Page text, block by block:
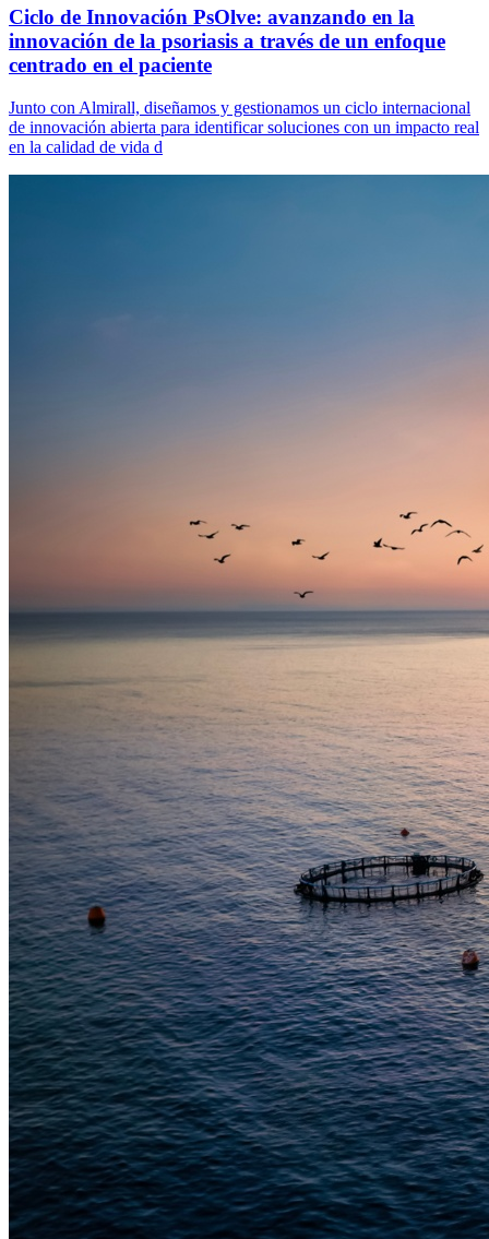
Ciclo de Innovación PsOlve: avanzando en la
innovación de la psoriasis a través de un enfoque
centrado en el paciente
Junto con Almirall, diseñamos y gestionamos un ciclo internacional
de innovación abierta para identificar soluciones con un impacto real
en la calidad de vida d